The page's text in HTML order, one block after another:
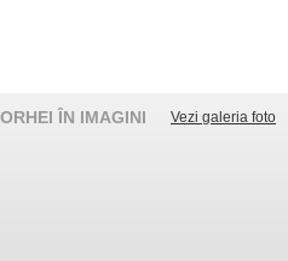
ORHEI ÎN IMAGINI Vezi galeria foto